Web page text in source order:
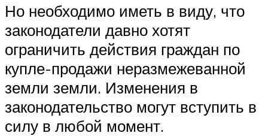
Но необходимо иметь в виду, что
законодатели давно хотят
ограничить действия граждан по
купле-продажи неразмежеванной
земли земли. Изменения в
законодательство могут вступить в
силу в любой момент.